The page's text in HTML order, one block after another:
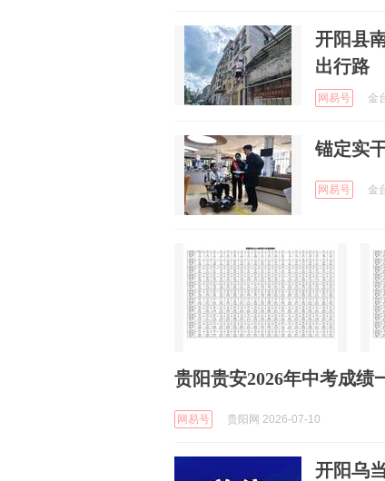
开阳县
出行路
网易号 金
锚定实
网易号 金
贵阳贵安2026年中考成绩
网易号 贵阳网 2026-07-10
开阳乌